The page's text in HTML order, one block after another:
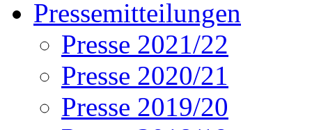
Pressemitteilungen
Presse 2021/22
Presse 2020/21
Presse 2019/20